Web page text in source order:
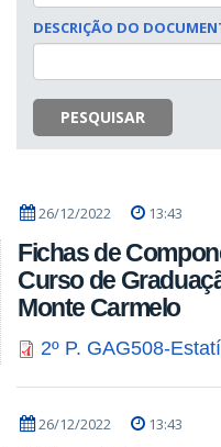
DESCRIÇÃO DO
PESQUISAR
26/12/2022 13:43
Fichas de
Curso de
Monte Carmelo
2º P. GAG508-
26/12/2022 13:43